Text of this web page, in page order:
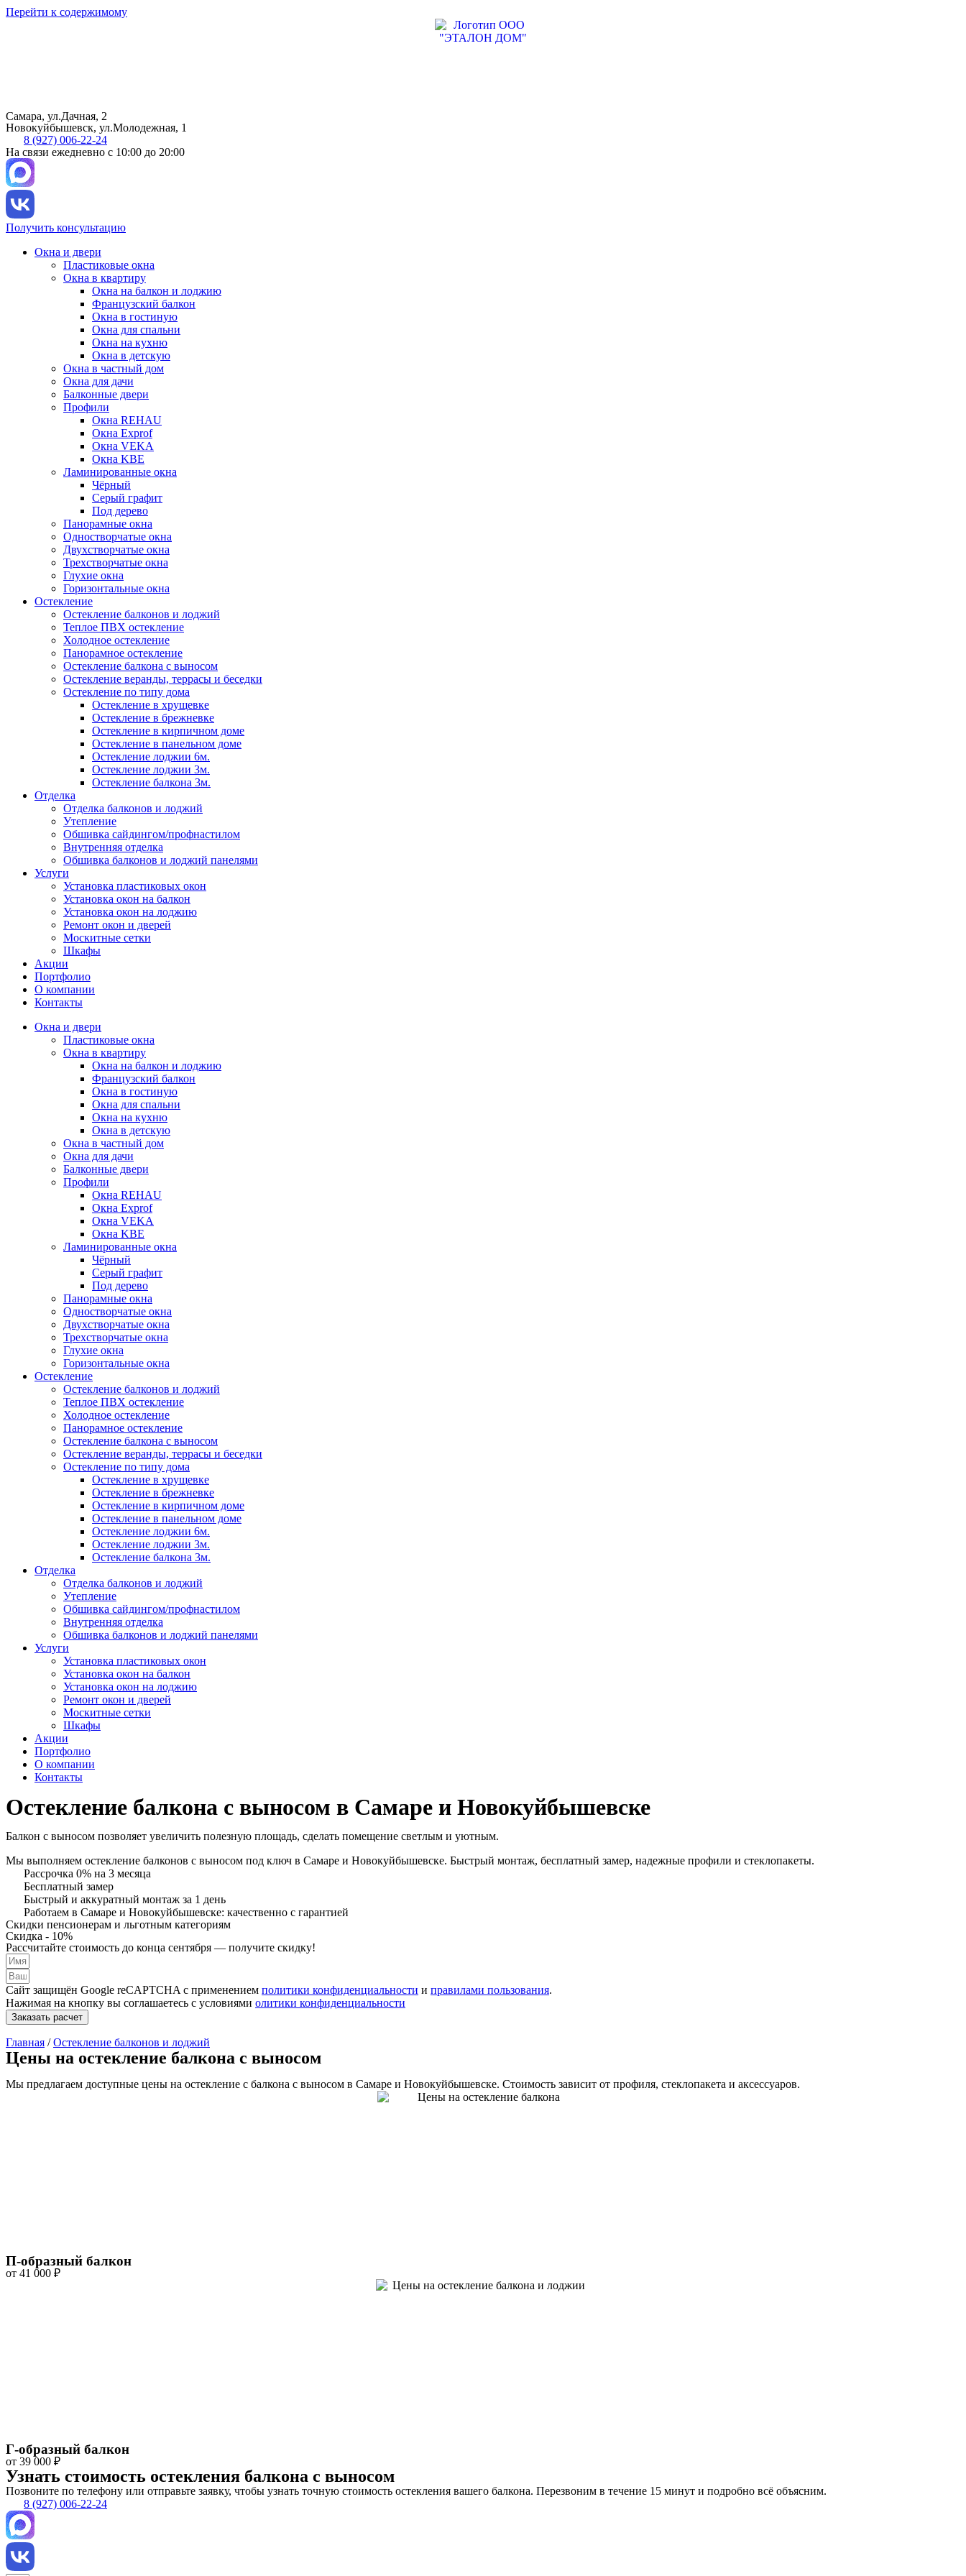
Перейти к содержимому
Самара, ул.Дачная, 2
Новокуйбышевск, ул.Молодежная, 1
8 (927) 006-22-24
На связи ежедневно с 10:00 до 20:00
Получить консультацию
Окна и двери
Пластиковые окна
Окна в квартиру
Окна на балкон и лоджию
Французский балкон
Окна в гостиную
Окна для спальни
Окна на кухню
Окна в детскую
Окна в частный дом
Окна для дачи
Балконные двери
Профили
Окна REHAU
Окна Exprof
Окна VEKA
Окна KBE
Ламинированные окна
Чёрный
Серый графит
Под дерево
Панорамные окна
Одностворчатые окна
Двухстворчатые окна
Трехстворчатые окна
Глухие окна
Горизонтальные окна
Остекление
Остекление балконов и лоджий
Теплое ПВХ остекление
Холодное остекление
Панорамное остекление
Остекление балкона с выносом
Остекление веранды, террасы и беседки
Остекление по типу дома
Остекление в хрущевке
Остекление в брежневке
Остекление в кирпичном доме
Остекление в панельном доме
Остекление лоджии 6м.
Остекление лоджии 3м.
Остекление балкона 3м.
Отделка
Отделка балконов и лоджий
Утепление
Обшивка сайдингом/профнастилом
Внутренняя отделка
Обшивка балконов и лоджий панелями
Услуги
Установка пластиковых окон
Установка окон на балкон
Установка окон на лоджию
Ремонт окон и дверей
Москитные сетки
Шкафы
Акции
Портфолио
О компании
Контакты
Окна и двери
Пластиковые окна
Окна в квартиру
Окна на балкон и лоджию
Французский балкон
Окна в гостиную
Окна для спальни
Окна на кухню
Окна в детскую
Окна в частный дом
Окна для дачи
Балконные двери
Профили
Окна REHAU
Окна Exprof
Окна VEKA
Окна KBE
Ламинированные окна
Чёрный
Серый графит
Под дерево
Панорамные окна
Одностворчатые окна
Двухстворчатые окна
Трехстворчатые окна
Глухие окна
Горизонтальные окна
Остекление
Остекление балконов и лоджий
Теплое ПВХ остекление
Холодное остекление
Панорамное остекление
Остекление балкона с выносом
Остекление веранды, террасы и беседки
Остекление по типу дома
Остекление в хрущевке
Остекление в брежневке
Остекление в кирпичном доме
Остекление в панельном доме
Остекление лоджии 6м.
Остекление лоджии 3м.
Остекление балкона 3м.
Отделка
Отделка балконов и лоджий
Утепление
Обшивка сайдингом/профнастилом
Внутренняя отделка
Обшивка балконов и лоджий панелями
Услуги
Установка пластиковых окон
Установка окон на балкон
Установка окон на лоджию
Ремонт окон и дверей
Москитные сетки
Шкафы
Акции
Портфолио
О компании
Контакты
Остекление балкона с выносом в Самаре и Новокуйбышевске
Балкон с выносом позволяет увеличить полезную площадь, сделать помещение светлым и уютным.
Мы выполняем остекление балконов с выносом под ключ в Самаре и Новокуйбышевске. Быстрый монтаж, бесплатный замер, надежные профили и стеклопакеты.
Рассрочка 0% на 3 месяца
Бесплатный замер
Быстрый и аккуратный монтаж за 1 день
Работаем в Самаре и Новокуйбышевске: качественно с гарантией
Скидки пенсионерам и льготным категориям
Скидка - 10%
Рассчитайте стоимость до конца сентября — получите скидку!
Сайт защищён Google reCAPTCHA с применением политики конфиденциальности и правилами пользования.
Нажимая на кнопку вы соглашаетесь с условиями олитики конфиденциальности
Заказать расчет
Главная /Остекление балконов и лоджий
Цены на остекление балкона с выносом
Мы предлагаем доступные цены на остекление с балкона с выносом в Самаре и Новокуйбышевске. Стоимость зависит от профиля, стеклопакета и аксессуаров.
П-образный балкон
от 41 000 ₽
Г-образный балкон
от 39 000 ₽
Узнать стоимость остекления балкона с выносом
Позвоните по телефону или отправьте заявку, чтобы узнать точную стоимость остекления вашего балкона. Перезвоним в течение 15 минут и подробно всё объясним.
8 (927) 006-22-24